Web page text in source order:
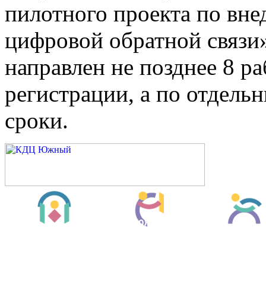
пилотного проекта по
цифровой обратной
направлен не позднее 8
регистрации, а по
сроки.